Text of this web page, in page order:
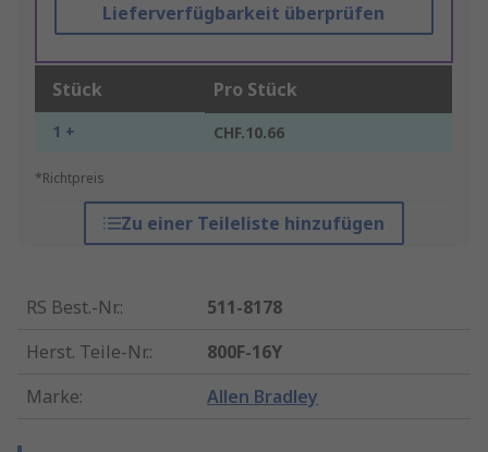
Lieferverfügbarkeit überprüfen
Stück Pro Stück
1 + CHF.10.66
*Richtpreis
Zu einer Teileliste hinzufügen
RS Best.-Nr.:
511-8178
Herst. Teile-Nr.:
800F-16Y
Marke: Allen Bradley